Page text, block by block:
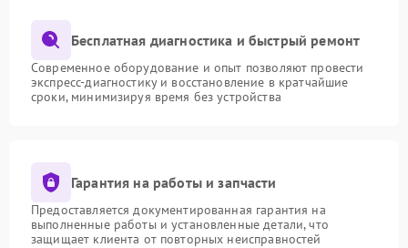
Бесплатная диагностика и быстрый ремонт
Современное оборудование и опыт позволяют провести
экспресс-диагностику и восстановление в кратчайшие
сроки, минимизируя время без устройства
Гарантия на работы и запчасти
Предоставляется документированная гарантия на
выполненные работы и установленные детали, что
защищает клиента от повторных неисправностей